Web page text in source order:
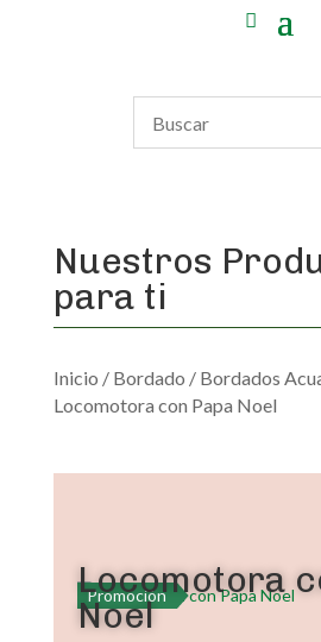
Nuestros
para ti
Inicio / Bordado / Bordados
Locomotora con Papa Noel
Promoción
Locomotora
Noel